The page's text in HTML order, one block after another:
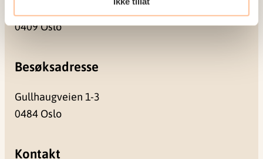
0409 Oslo
Besøksadresse
Gullhaugveien 1-3
0484 Oslo
Kontakt